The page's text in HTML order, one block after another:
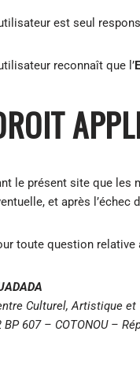
est seul
reconnaît que l’
le présent site que les
et après
toute question relative
Culturel, Artistique et
BP 607 – COTONOU –